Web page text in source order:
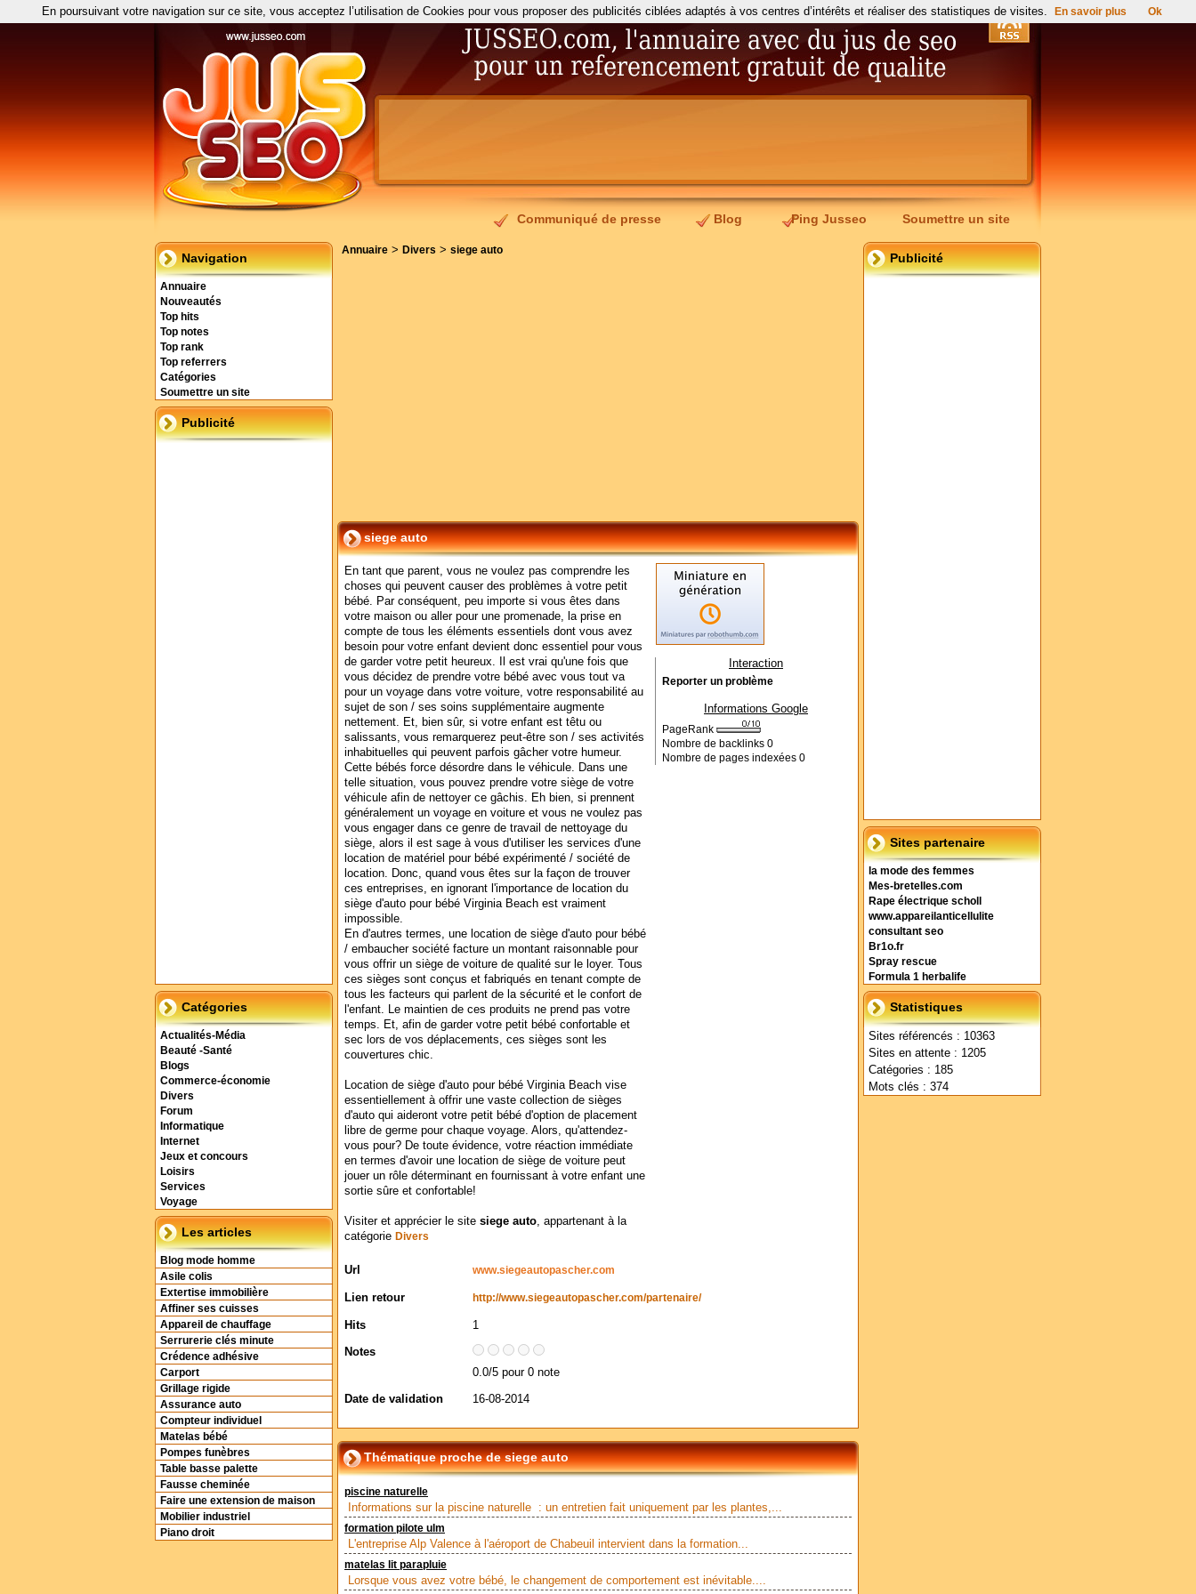
Communiqué de presse Blog Ping Jusseo Soumettre un site
Navigation
Annuaire
Nouveautés
Top hits
Top notes
Top rank
Top referrers
Catégories
Soumettre un site
Publicité
Catégories
Actualités-Média
Beauté -Santé
Blogs
Commerce-économie
Divers
Forum
Informatique
Internet
Jeux et concours
Loisirs
Services
Voyage
Les articles
Blog mode homme
Asile colis
Extertise immobilière
Affiner ses cuisses
Appareil de chauffage
Serrurerie clés minute
Crédence adhésive
Carport
Grillage rigide
Assurance auto
Compteur individuel
Matelas bébé
Pompes funèbres
Table basse palette
Fausse cheminée
Faire une extension de maison
Mobilier industriel
Piano droit
Publicité
Sites partenaire
la mode des femmes
Mes-bretelles.com
Rape électrique scholl
www.appareilanticellulite
consultant seo
Br1o.fr
Spray rescue
Formula 1 herbalife
Statistiques
Sites référencés : 10363
Sites en attente : 1205
Catégories : 185
Mots clés : 374
Annuaire > Divers > siege auto
siege auto
En tant que parent, vous ne voulez pas comprendre les
choses qui peuvent causer des problèmes à votre petit
bébé. Par conséquent, peu importe si vous êtes dans
votre maison ou aller pour une promenade, la prise en
compte de tous les éléments essentiels dont vous avez
besoin pour votre enfant devient donc essentiel pour vous
de garder votre petit heureux. Il est vrai qu'une fois que
vous décidez de prendre votre bébé avec vous tout va
pour un voyage dans votre voiture, votre responsabilité au
sujet de son / ses soins supplémentaire augmente
nettement. Et, bien sûr, si votre enfant est têtu ou
salissants, vous remarquerez peut-être son / ses activités
inhabituelles qui peuvent parfois gâcher votre humeur.
Cette bébés force désordre dans le véhicule. Dans une
telle situation, vous pouvez prendre votre siège de votre
véhicule afin de nettoyer ce gâchis. Eh bien, si prennent
généralement un voyage en voiture et vous ne voulez pas
vous engager dans ce genre de travail de nettoyage du
siège, alors il est sage à vous d'utiliser les services d'une
location de matériel pour bébé expérimenté / société de
location. Donc, quand vous êtes sur la façon de trouver
ces entreprises, en ignorant l'importance de location du
siège d'auto pour bébé Virginia Beach est vraiment
impossible.
En d'autres termes, une location de siège d'auto pour bébé
/ embaucher société facture un montant raisonnable pour
vous offrir un siège de voiture de qualité sur le loyer. Tous
ces sièges sont conçus et fabriqués en tenant compte de
tous les facteurs qui parlent de la sécurité et le confort de
l'enfant. Le maintien de ces produits ne prend pas votre
temps. Et, afin de garder votre petit bébé confortable et
sec lors de vos déplacements, ces sièges sont les
couvertures chic.
Location de siège d'auto pour bébé Virginia Beach vise
essentiellement à offrir une vaste collection de sièges
d'auto qui aideront votre petit bébé d'option de placement
libre de germe pour chaque voyage. Alors, qu'attendez-
vous pour? De toute évidence, votre réaction immédiate
en termes d'avoir une location de siège de voiture peut
jouer un rôle déterminant en fournissant à votre enfant une
sortie sûre et confortable!
Visiter et apprécier le site siege auto, appartenant à la
catégorie Divers
Url www.siegeautopascher.com
Lien retour http://www.siegeautopascher.com/partenaire/
Hits
1
Notes
0.0/5 pour 0 note
Date de validation
16-08-2014
Interaction
Reporter un problème
Informations Google
PageRank
Nombre de backlinks 0
Nombre de pages indexées 0
Thématique proche de siege auto
piscine naturelle
Informations sur la piscine naturelle : un entretien fait uniquement par les plantes,...
formation pilote ulm
L'entreprise Alp Valence à l'aéroport de Chabeuil intervient dans la formation...
matelas lit parapluie
Lorsque vous avez votre bébé, le changement de comportement est inévitable....
En poursuivant votre navigation sur ce site, vous acceptez l’utilisation de Cookies pour vous proposer des publicités ciblées adaptés à vos centres d’intérêts et réaliser des statistiques de visites. En savoir plus Ok